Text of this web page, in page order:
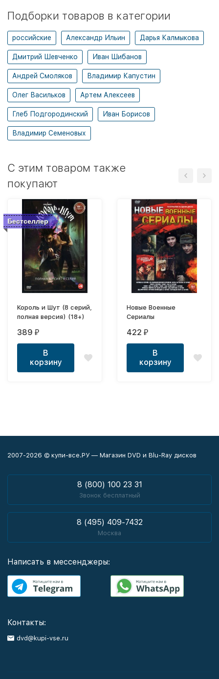
Подборки товаров в категории
российские Александр Ильин Дарья Калмыкова
Дмитрий Шевченко Иван Шибанов
Андрей Смоляков Владимир Капустин
Олег Васильков Артем Алексеев
Глеб Подгородинский Иван Борисов
Владимир Семеновых
C этим товаром также
покупают
Бестселлер
Король и Шут (8 серий,
полная версия) (18+)
389 ₽
В
корзину
Новые Военные
Сериалы
422 ₽
В
корзину
2007-2026 © купи-все.РУ — Магазин DVD и Blu-Ray дисков
8 (800) 100 23 31
Звонок бесплатный
8 (495) 409-7432
Москва
Написать в мессенджеры:
Контакты:
dvd@kupi-vse.ru